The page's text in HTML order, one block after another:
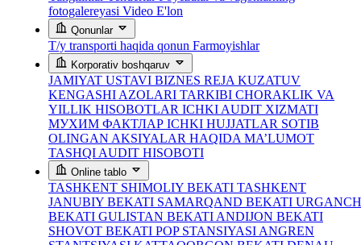
fotogalereyasi Video E'lon
Qonunlar
T/y transporti haqida qonun Farmoyishlar
Korporativ boshqaruv
JAMIYAT USTAVI BIZNES REJA KUZATUV
KENGASHI AZOLARI TARKIBI CHORAKLIK VA
YILLIK HISOBOTLAR ICHKI AUDIT XIZMATI
МУХИМ ФАКТЛАР ICHKI HUJJATLAR SOTIB
OLINGAN AKSIYALAR HAQIDA MA’LUMOT
TASHQI AUDIT HISOBOTI
Online tablo
TASHKENT SHIMOLIY BEKATI TASHKENT
JANUBIY BEKATI SAMARQAND BEKATI URGANCH
BEKATI GULISTAN BEKATI ANDIJON BEKATI
SHOVOT BEKATI POP STANSIYASI ANGREN